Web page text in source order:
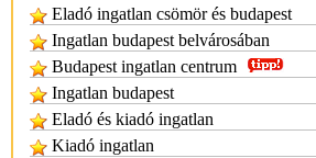
Eladó ingatlan csömör és budapest
Ingatlan budapest belvárosában
Budapest ingatlan centrum
Ingatlan budapest
Eladó és kiadó ingatlan
Kiadó ingatlan